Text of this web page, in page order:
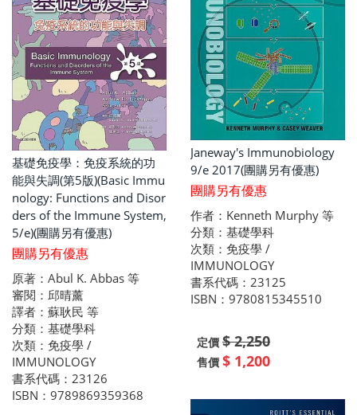
基礎免疫學：免疫系統的功
能與失調(第5版)(Basic Immu
nology: Functions and Disor
ders of the Immune System,
5/e)(團購另有優惠)
團購另有優惠
原著：Abul K. Abbas 等
審閱：邱晴薰
譯者：蘇耿民 等
分類：基礎學科
次類：免疫學 /
IMMUNOLOGY
書系代碼：23126
ISBN：9789869359368
Janeway's Immunobiology
9/e 2017(團購另有優惠)
團購另有優惠
作者：Kenneth Murphy 等
分類：基礎學科
次類：免疫學 /
IMMUNOLOGY
書系代碼：23125
ISBN：9780815345510
定價 $ 2,250
售價 $ 1,200